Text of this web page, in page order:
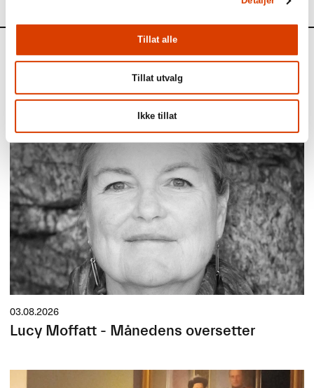
Tillat alle
Tillat utvalg
Ikke tillat
Aktuelt
Siste saker
03.08.2026
Lucy Moffatt - Månedens oversetter